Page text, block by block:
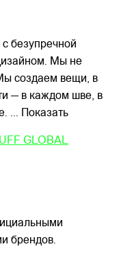
безупречной
Мы не
создаем вещи, в
— в каждом шве, в
... Показать
GLOBAL
брендов.